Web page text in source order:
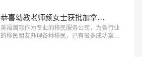
恭喜幼教老师颜女士获批加拿大BC省雇主担保移民！
美福国际作为专业的移民服务公司，为各行业
的移民朋友办理各种移民，已有很多成功案